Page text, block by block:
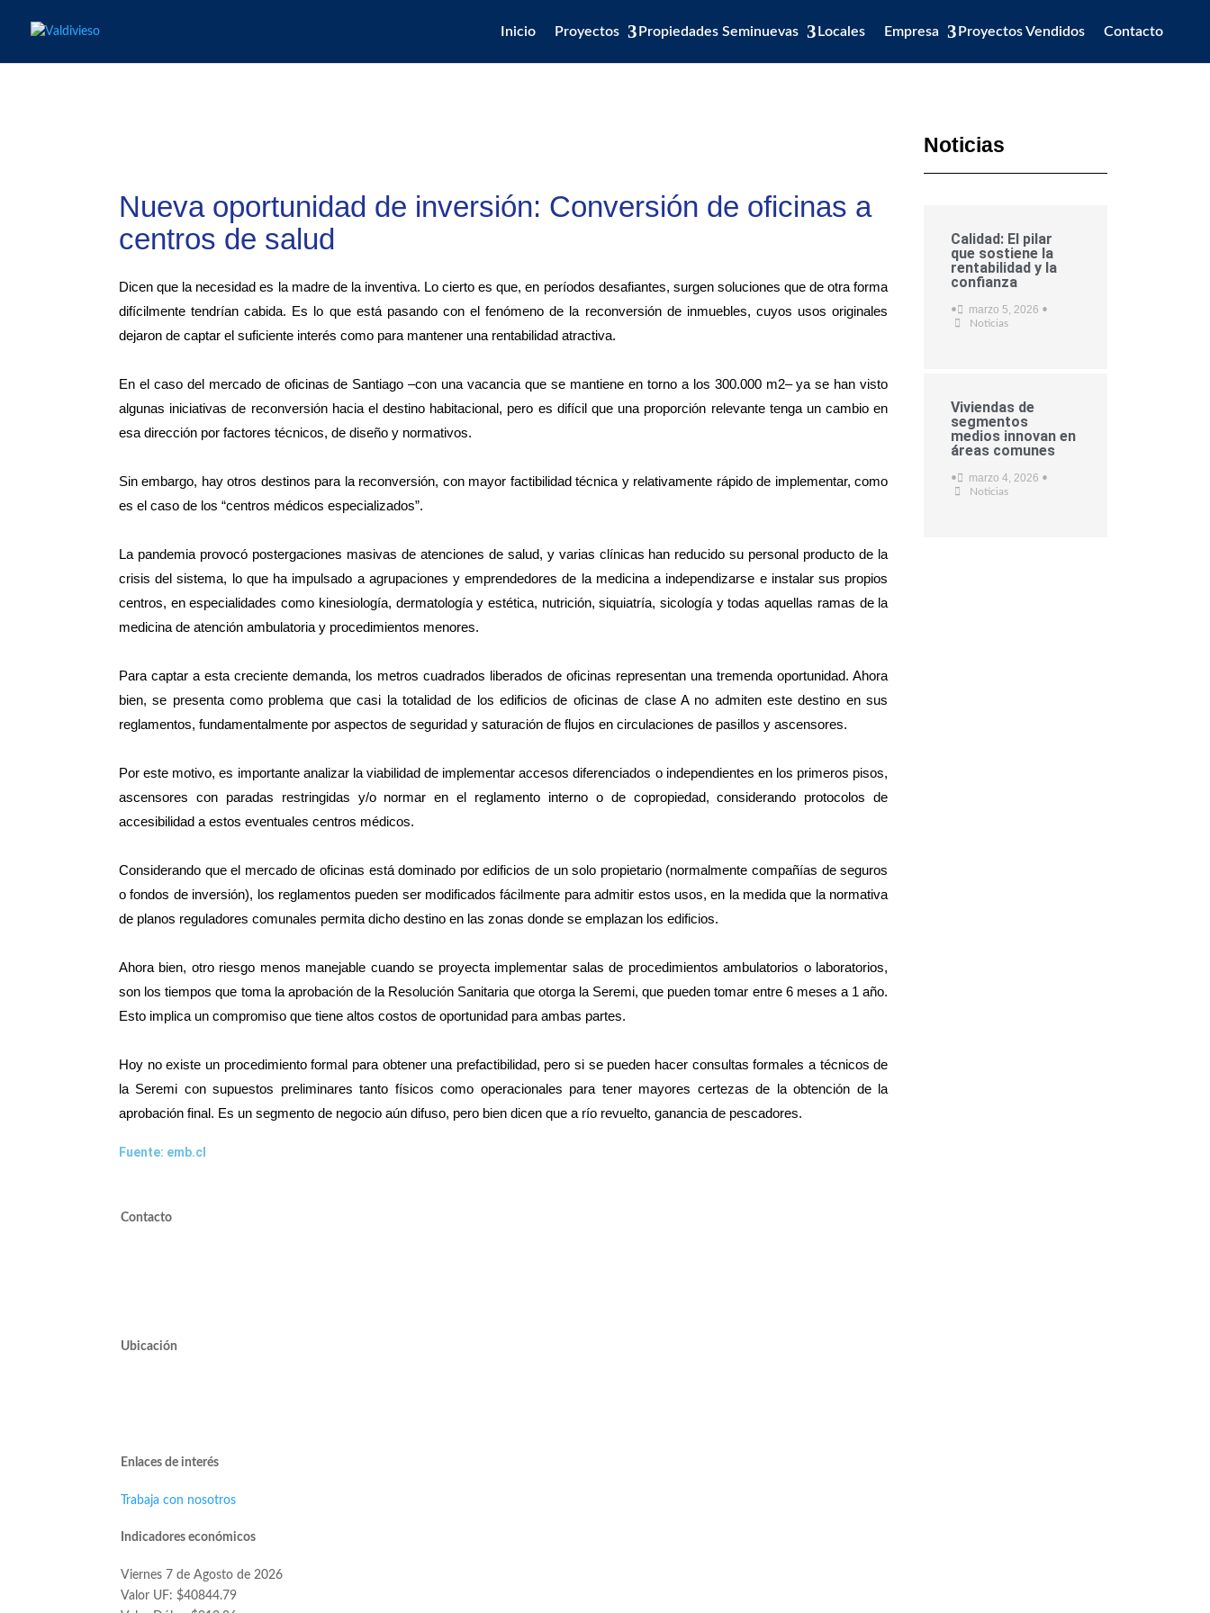
Inicio Proyectos Propiedades Seminuevas Locales Empresa Proyectos Vendidos Contacto
Nueva oportunidad de inversión: Conversión de oficinas a
centros de salud
Dicen que la necesidad es la madre de la inventiva. Lo cierto es que, en períodos desafiantes, surgen soluciones que de otra forma
difícilmente tendrían cabida. Es lo que está pasando con el fenómeno de la reconversión de inmuebles, cuyos usos originales
dejaron de captar el suficiente interés como para mantener una rentabilidad atractiva.
En el caso del mercado de oficinas de Santiago –con una vacancia que se mantiene en torno a los 300.000 m2– ya se han visto
algunas iniciativas de reconversión hacia el destino habitacional, pero es difícil que una proporción relevante tenga un cambio en
esa dirección por factores técnicos, de diseño y normativos.
Sin embargo, hay otros destinos para la reconversión, con mayor factibilidad técnica y relativamente rápido de implementar, como
es el caso de los “centros médicos especializados”.
La pandemia provocó postergaciones masivas de atenciones de salud, y varias clínicas han reducido su personal producto de la
crisis del sistema, lo que ha impulsado a agrupaciones y emprendedores de la medicina a independizarse e instalar sus propios
centros, en especialidades como kinesiología, dermatología y estética, nutrición, siquiatría, sicología y todas aquellas ramas de la
medicina de atención ambulatoria y procedimientos menores.
Para captar a esta creciente demanda, los metros cuadrados liberados de oficinas representan una tremenda oportunidad. Ahora
bien, se presenta como problema que casi la totalidad de los edificios de oficinas de clase A no admiten este destino en sus
reglamentos, fundamentalmente por aspectos de seguridad y saturación de flujos en circulaciones de pasillos y ascensores.
Por este motivo, es importante analizar la viabilidad de implementar accesos diferenciados o independientes en los primeros pisos,
ascensores con paradas restringidas y/o normar en el reglamento interno o de copropiedad, considerando protocolos de
accesibilidad a estos eventuales centros médicos.
Considerando que el mercado de oficinas está dominado por edificios de un solo propietario (normalmente compañías de seguros
o fondos de inversión), los reglamentos pueden ser modificados fácilmente para admitir estos usos, en la medida que la normativa
de planos reguladores comunales permita dicho destino en las zonas donde se emplazan los edificios.
Ahora bien, otro riesgo menos manejable cuando se proyecta implementar salas de procedimientos ambulatorios o laboratorios,
son los tiempos que toma la aprobación de la Resolución Sanitaria que otorga la Seremi, que pueden tomar entre 6 meses a 1 año.
Esto implica un compromiso que tiene altos costos de oportunidad para ambas partes.
Hoy no existe un procedimiento formal para obtener una prefactibilidad, pero si se pueden hacer consultas formales a técnicos de
la Seremi con supuestos preliminares tanto físicos como operacionales para tener mayores certezas de la obtención de la
aprobación final. Es un segmento de negocio aún difuso, pero bien dicen que a río revuelto, ganancia de pescadores.
Fuente: emb.cl
Noticias
Calidad: El pilar
que sostiene la
rentabilidad y la
confianza
• marzo 5, 2026 •
Noticias
Viviendas de
segmentos
medios innovan en
áreas comunes
• marzo 4, 2026 •
Noticias
Contacto
Ubicación
Enlaces de interés
Trabaja con nosotros
Indicadores económicos
Viernes 7 de Agosto de 2026
Valor UF: $40844.79